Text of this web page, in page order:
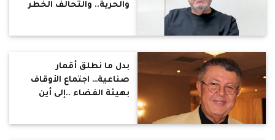
والحرية.. والتحالف الخطر
بدل ما نطلق أقمار
صناعية… اجتماع الأوقاف
بهيئة الفضاء ..إلى أين